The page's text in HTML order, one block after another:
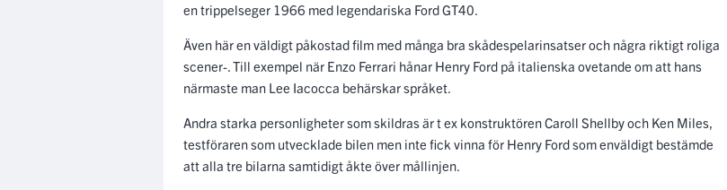
en trippelseger 1966 med legendariska Ford GT40.
Även här en väldigt påkostad film med många bra skådespelarinsatser och några riktigt roliga
scener-. Till exempel när Enzo Ferrari hånar Henry Ford på italienska ovetande om att hans
närmaste man Lee Iacocca behärskar språket.
Andra starka personligheter som skildras är t ex konstruktören Caroll Shellby och Ken Miles,
testföraren som utvecklade bilen men inte fick vinna för Henry Ford som enväldigt bestämde
att alla tre bilarna samtidigt åkte över mållinjen.